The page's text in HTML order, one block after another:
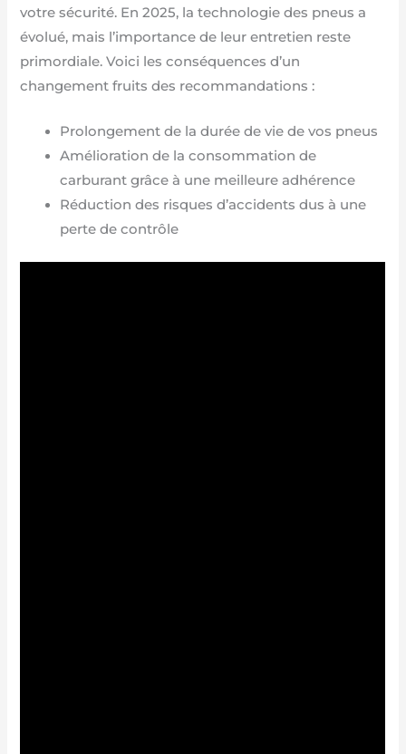
votre sécurité. En 2025, la technologie des pneus a
évolué, mais l’importance de leur entretien reste
primordiale. Voici les conséquences d’un
changement fruits des recommandations :
Prolongement de la durée de vie de vos pneus
Amélioration de la consommation de
carburant grâce à une meilleure adhérence
Réduction des risques d’accidents dus à une
perte de contrôle